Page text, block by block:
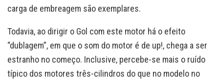
carga de embreagem são exemplares.
Todavia, ao dirigir o Gol com este motor há o efeito
“dublagem”, em que o som do motor é de up!, chega a ser
estranho no começo. Inclusive, percebe-se mais o ruído
típico dos motores três-cilindros do que no modelo no